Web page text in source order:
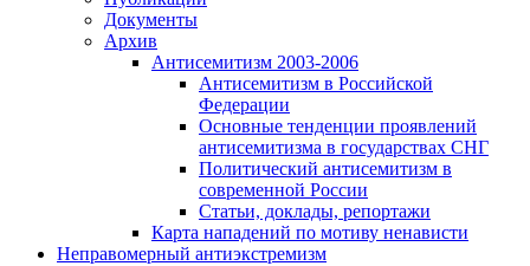
Документы
Архив
Антисемитизм 2003-2006
Антисемитизм в Российской
Федерации
Основные тенденции проявлений
антисемитизма в государствах СНГ
Политический антисемитизм в
современной России
Статьи, доклады, репортажи
Карта нападений по мотиву ненависти
Неправомерный антиэкстремизм